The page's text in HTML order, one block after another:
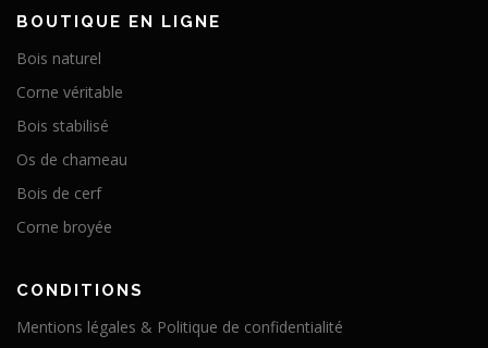
BOUTIQUE EN LIGNE
Bois naturel
Corne véritable
Bois stabilisé
Os de chameau
Bois de cerf
Corne broyée
CONDITIONS
Mentions légales & Politique de confidentialité